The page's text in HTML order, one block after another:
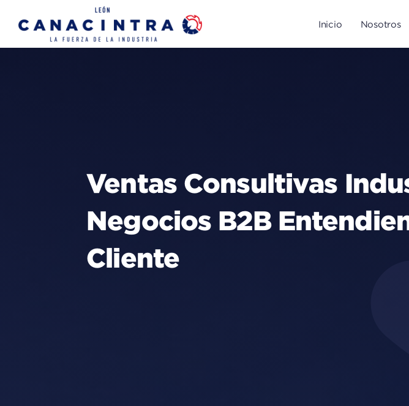
content
Inicio Nosotros
Ventas Consultivas
Negocios B2B
Cliente